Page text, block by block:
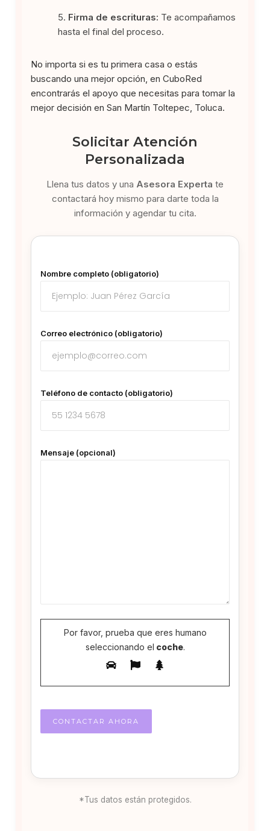
Firma de escrituras: Te acompañamos
hasta el final del proceso.
No importa si es tu primera casa o estás
buscando una mejor opción, en CuboRed
encontrarás el apoyo que necesitas para tomar la
mejor decisión en San Martín Toltepec, Toluca.
Solicitar Atención
Personalizada
Llena tus datos y una Asesora Experta te
contactará hoy mismo para darte toda la
información y agendar tu cita.
Nombre completo (obligatorio)
Correo electrónico (obligatorio)
Teléfono de contacto (obligatorio)
Mensaje (opcional)
Por favor, prueba que eres humano
seleccionando el coche.
*Tus datos están protegidos.